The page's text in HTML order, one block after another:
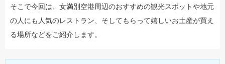
そこで今回は、女満別空港周辺のおすすめの観光スポットや地元
の人にも人気のレストラン、そしてもらって嬉しいお土産が買え
る場所などをご紹介します。